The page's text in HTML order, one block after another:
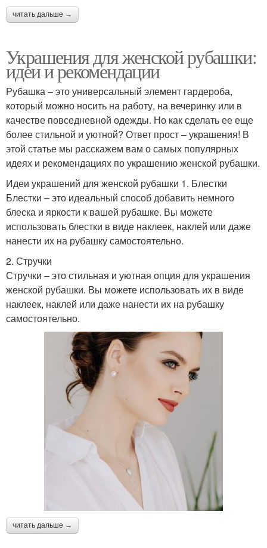
читать дальше →
Украшения для женской рубашки:
идеи и рекомендации
Рубашка – это универсальный элемент гардероба,
который можно носить на работу, на вечеринку или в
качестве повседневной одежды. Но как сделать ее еще
более стильной и уютной? Ответ прост – украшения! В
этой статье мы расскажем вам о самых популярных
идеях и рекомендациях по украшению женской рубашки.
Идеи украшений для женской рубашки 1. Блестки
Блестки – это идеальный способ добавить немного
блеска и яркости к вашей рубашке. Вы можете
использовать блестки в виде наклеек, наклей или даже
нанести их на рубашку самостоятельно.
2. Стручки
Стручки – это стильная и уютная опция для украшения
женской рубашки. Вы можете использовать их в виде
наклеек, наклей или даже нанести их на рубашку
самостоятельно.
читать дальше →